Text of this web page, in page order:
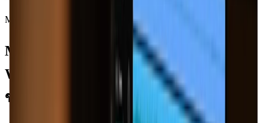
MOISES สำหรับ MAC
Moises App สำหรับ Mac: รวมพลังของ
Web App ทั้งหมดให้คุณใช้งานได้กับ Mac
ของคุณ